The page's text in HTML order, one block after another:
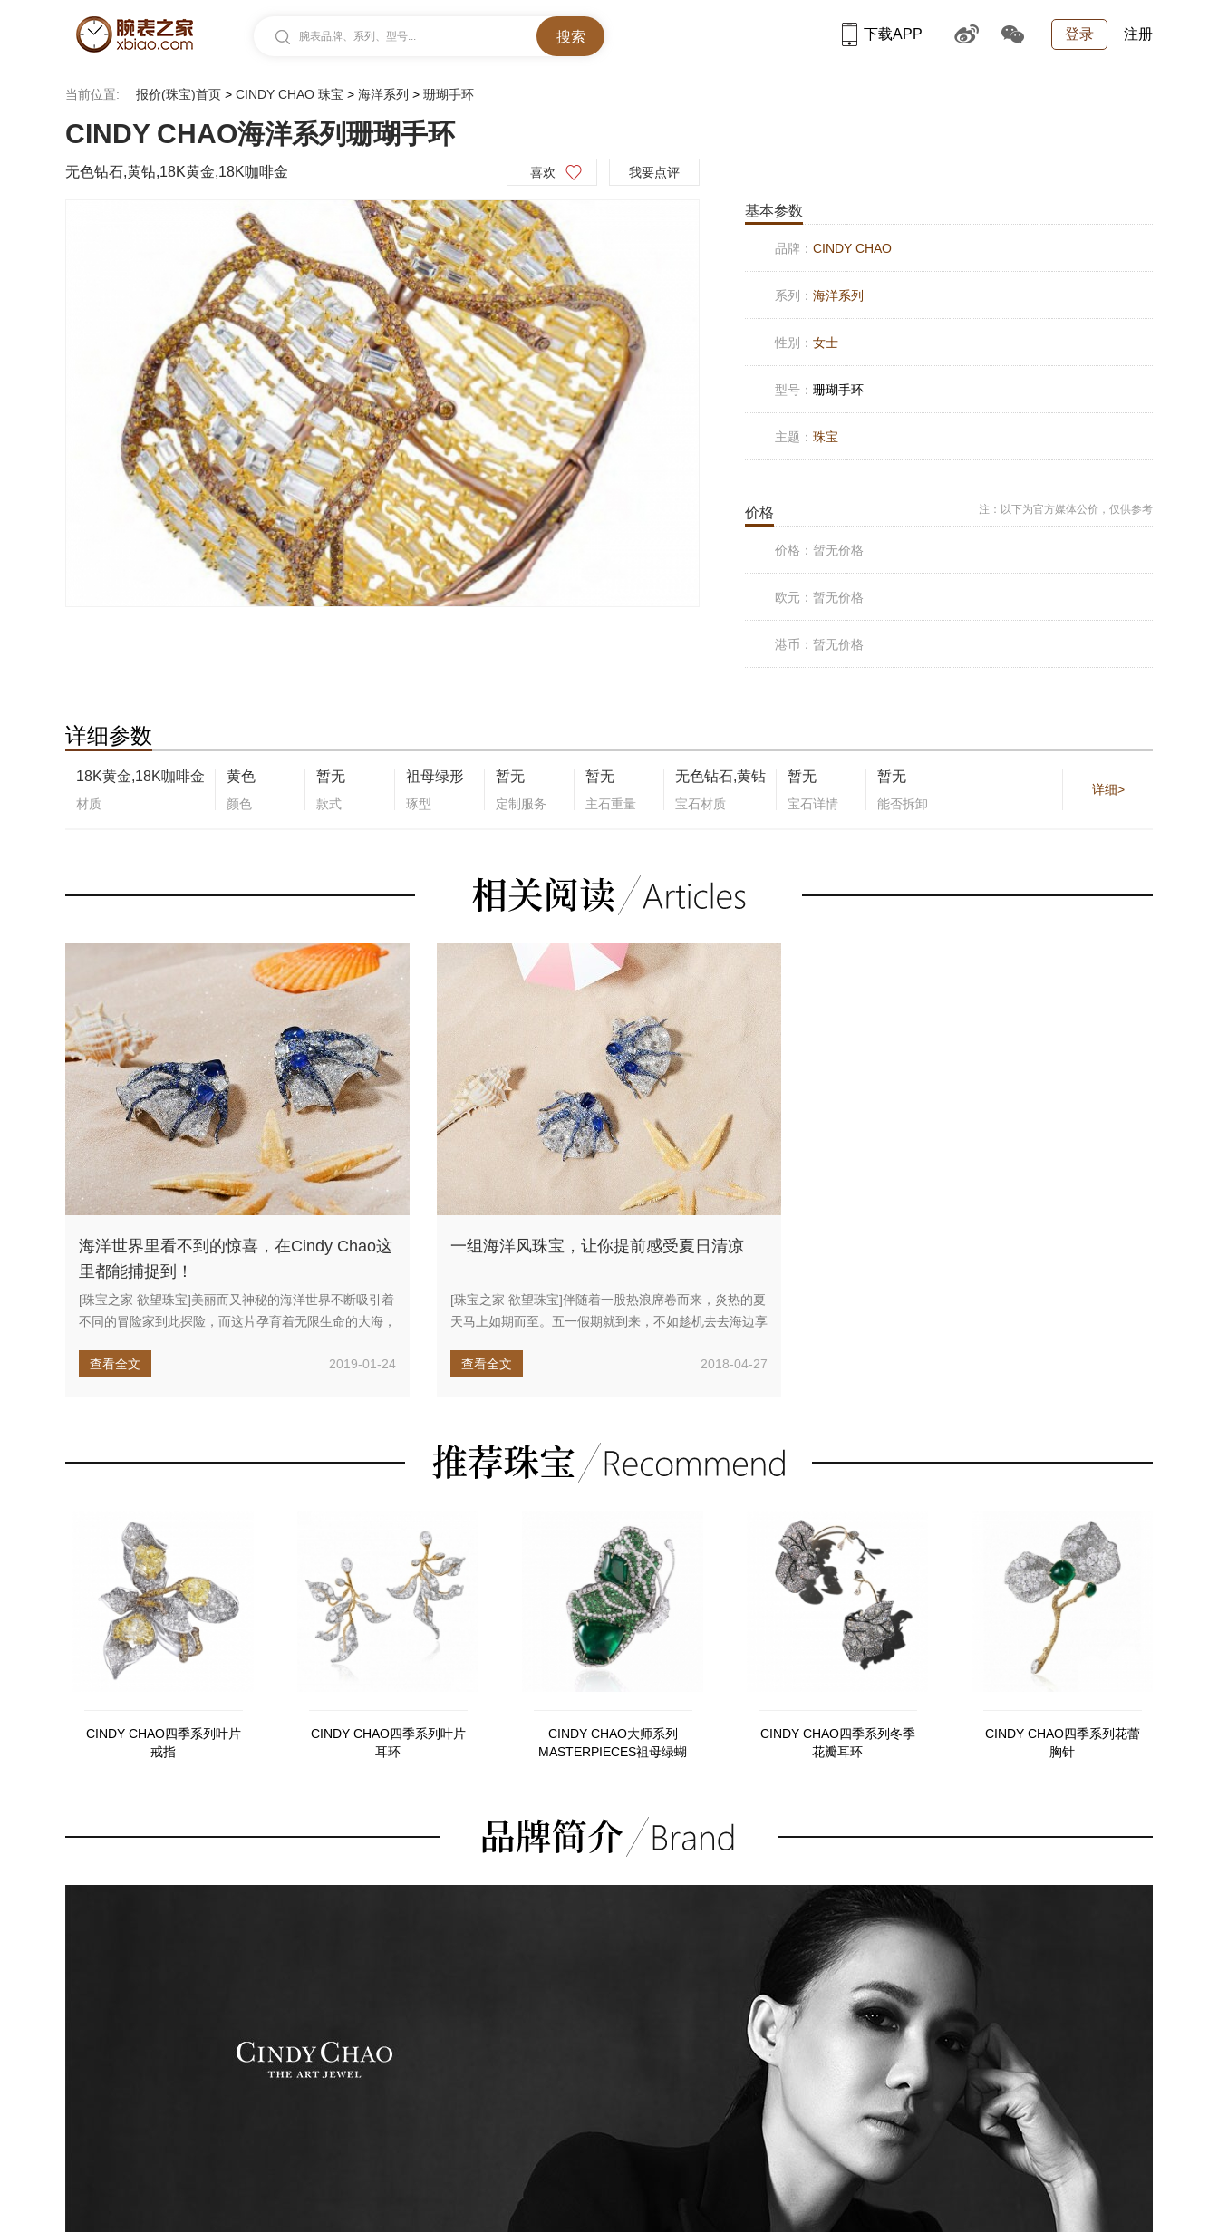
腕表品牌、系列、型号... 登录 注册
下载APP
当前位置: 报价(珠宝)首页 > CINDY CHAO 珠宝 > 海洋系列 > 珊瑚手环
CINDY CHAO海洋系列珊瑚手环
无色钻石,黄钻,18K黄金,18K咖啡金 喜欢 我要点评
基本参数
品牌： CINDY CHAO
系列： 海洋系列
性别： 女士
型号： 珊瑚手环
主题： 珠宝
价格 注：以下为官方媒体公价，仅供参考
价格： 暂无价格
欧元： 暂无价格
港币： 暂无价格
详细参数
18K黄金,18K咖啡金
材质
黄色
颜色
暂无
款式
祖母绿形
琢型
暂无
定制服务
暂无
主石重量
无色钻石,黄钻
宝石材质
暂无
宝石详情
暂无
能否拆卸
详细>
海洋世界里看不到的惊喜，在Cindy Chao这
里都能捕捉到！
[珠宝之家 欲望珠宝]美丽而又神秘的海洋世界不断吸引着
不同的冒险家到此探险，而这片孕育着无限生命的大海，
查看全文
2019-01-24
一组海洋风珠宝，让你提前感受夏日清凉
[珠宝之家 欲望珠宝]伴随着一股热浪席卷而来，炎热的夏
天马上如期而至。五一假期就到来，不如趁机去去海边享
查看全文
2018-04-27
CINDY CHAO四季系列叶片
戒指
CINDY CHAO四季系列叶片
耳环
CINDY CHAO大师系列
MASTERPIECES祖母绿蝴
CINDY CHAO四季系列冬季
花瓣耳环
CINDY CHAO四季系列花蕾
胸针